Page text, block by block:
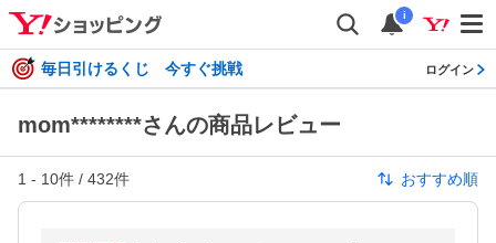
i
毎日引けるくじ 今すぐ挑戦 ログイン
mom********さんの商品レビュー
1 - 10件 / 432件 おすすめ順